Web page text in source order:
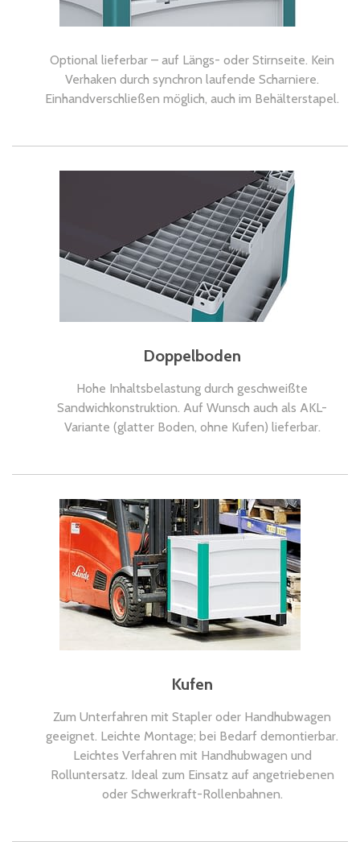
Optional lieferbar – auf Längs- oder Stirnseite. Kein
Verhaken durch synchron laufende Scharniere.
Einhandverschließen möglich, auch im Behälterstapel.
Doppelboden
Hohe Inhaltsbelastung durch geschweißte
Sandwichkonstruktion. Auf Wunsch auch als AKL-
Variante (glatter Boden, ohne Kufen) lieferbar.
Kufen
Zum Unterfahren mit Stapler oder Handhubwagen
geeignet. Leichte Montage; bei Bedarf demontierbar.
Leichtes Verfahren mit Handhubwagen und
Rolluntersatz. Ideal zum Einsatz auf angetriebenen
oder Schwerkraft-Rollenbahnen.